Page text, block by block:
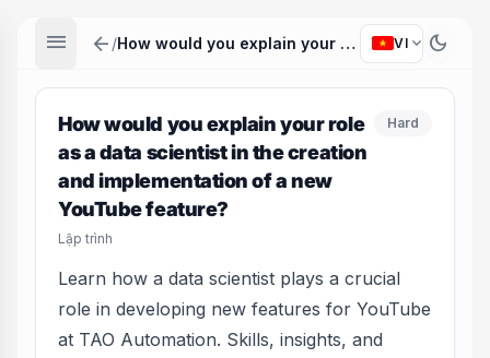
menu arrow_back / How would you explain your role as a data scientist in the creation and implementation of a new YouTube feature? VI expand_more dark_mode
How would you explain your role
as a data scientist in the creation
and implementation of a new
YouTube feature?
Lập trình
Hard
Learn how a data scientist plays a crucial
role in developing new features for YouTube
at TAO Automation. Skills, insights, and